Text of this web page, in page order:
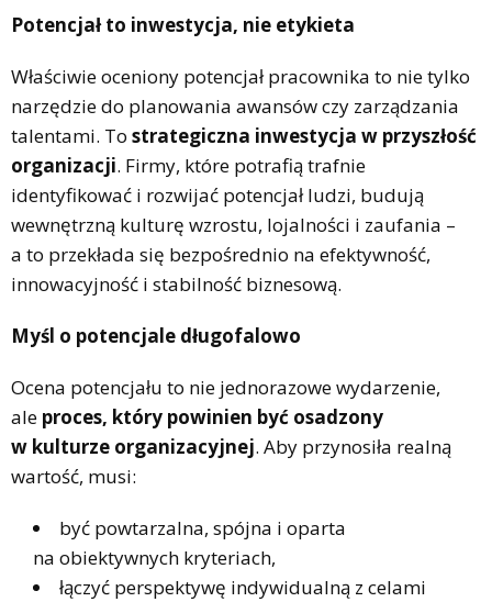
Potencjał to inwestycja, nie etykieta
Właściwie oceniony potencjał pracownika to nie tylko
narzędzie do planowania awansów czy zarządzania
talentami. To strategiczna inwestycja w przyszłość
organizacji. Firmy, które potrafią trafnie
identyfikować i rozwijać potencjał ludzi, budują
wewnętrzną kulturę wzrostu, lojalności i zaufania –
a to przekłada się bezpośrednio na efektywność,
innowacyjność i stabilność biznesową.
Myśl o potencjale długofalowo
Ocena potencjału to nie jednorazowe wydarzenie,
ale proces, który powinien być osadzony
w kulturze organizacyjnej. Aby przynosiła realną
wartość, musi:
być powtarzalna, spójna i oparta
na obiektywnych kryteriach,
łączyć perspektywę indywidualną z celami